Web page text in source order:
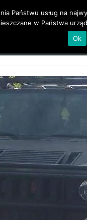
O mnie Źródła i
Państwu usług na
w Państwa
Ok